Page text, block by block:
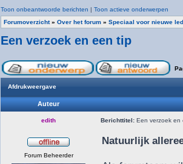
Toon onbeantwoorde berichten | Toon actieve onderwerpen
Forumoverzicht» Over het forum » Speciaal voor nieuwe
Een verzoek en een tip
Afdrukweergave
Auteur
edith Berichttitel: Een verzoek en
Forum Beheerder
Natuurlijk